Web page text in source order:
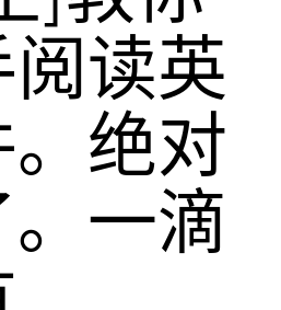
读英
绝对
一滴